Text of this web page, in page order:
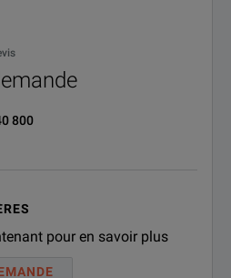
800
pour en savoir plus